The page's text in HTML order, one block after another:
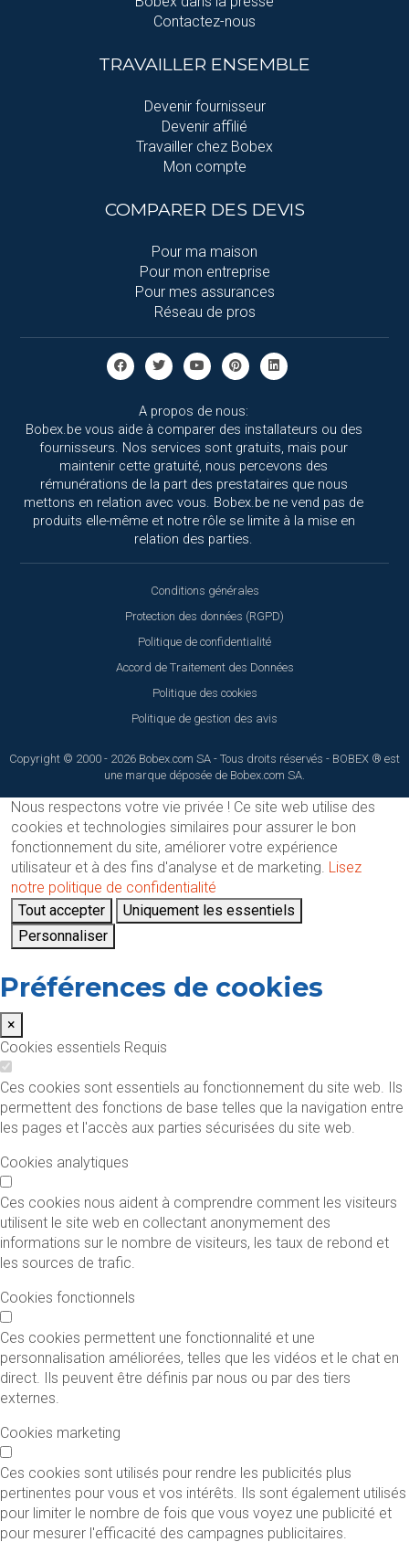
Contactez-nous
TRAVAILLER ENSEMBLE
Devenir fournisseur
Devenir affilié
Travailler chez Bobex
Mon compte
COMPARER DES DEVIS
Pour ma maison
Pour mon entreprise
Pour mes assurances
Réseau de pros
A propos de nous:
Bobex.be vous aide à comparer des installateurs ou des
fournisseurs. Nos services sont gratuits, mais pour
maintenir cette gratuité, nous percevons des
rémunérations de la part des prestataires que nous
mettons en relation avec vous. Bobex.be ne vend pas de
produits elle-même et notre rôle se limite à la mise en
relation des parties.
Conditions générales
Protection des données (RGPD)
Politique de confidentialité
Accord de Traitement des Données
Politique des cookies
Politique de gestion des avis
Copyright © 2000 - 2026 Bobex.com SA - Tous droits réservés - BOBEX ® est
une marque déposée de Bobex.com SA.
Nous respectons votre vie privée ! Ce site web utilise des
cookies et technologies similaires pour assurer le bon
fonctionnement du site, améliorer votre expérience
utilisateur et à des fins d'analyse et de marketing. Lisez
notre politique de confidentialité
Tout accepter
Uniquement les essentiels
Personnaliser
Préférences de cookies
×
Cookies essentiels Requis
Ces cookies sont essentiels au fonctionnement du site web. Ils
permettent des fonctions de base telles que la navigation entre
les pages et l'accès aux parties sécurisées du site web.
Cookies analytiques
Ces cookies nous aident à comprendre comment les visiteurs
utilisent le site web en collectant anonymement des
informations sur le nombre de visiteurs, les taux de rebond et
les sources de trafic.
Cookies fonctionnels
Ces cookies permettent une fonctionnalité et une
personnalisation améliorées, telles que les vidéos et le chat en
direct. Ils peuvent être définis par nous ou par des tiers
externes.
Cookies marketing
Ces cookies sont utilisés pour rendre les publicités plus
pertinentes pour vous et vos intérêts. Ils sont également utilisés
pour limiter le nombre de fois que vous voyez une publicité et
pour mesurer l'efficacité des campagnes publicitaires.